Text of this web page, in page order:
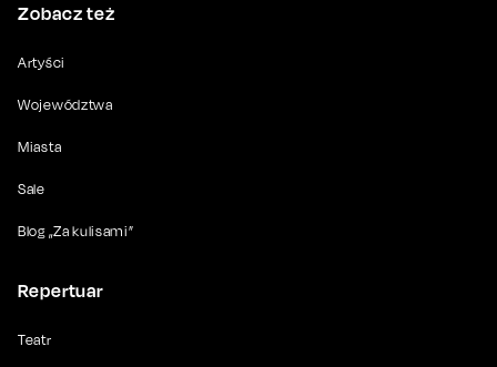
Zobacz też
Artyści
Województwa
Miasta
Sale
Blog „Za kulisami”
Repertuar
Teatr